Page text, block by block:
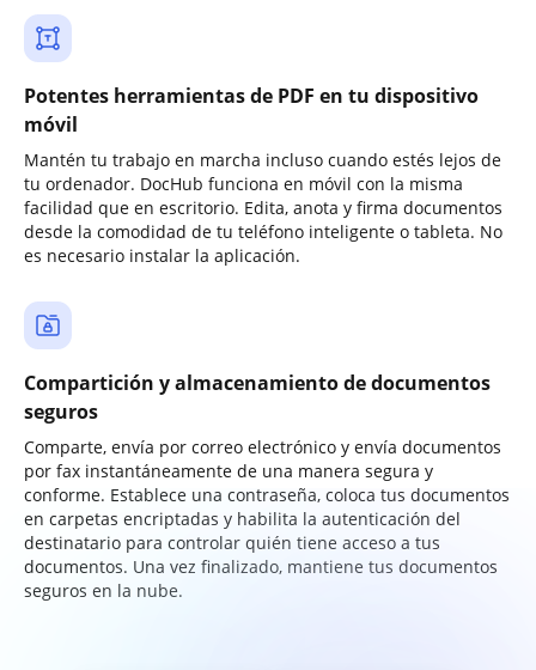
Potentes herramientas de PDF en tu dispositivo
móvil
Mantén tu trabajo en marcha incluso cuando estés lejos de
tu ordenador. DocHub funciona en móvil con la misma
facilidad que en escritorio. Edita, anota y firma documentos
desde la comodidad de tu teléfono inteligente o tableta. No
es necesario instalar la aplicación.
Compartición y almacenamiento de documentos
seguros
Comparte, envía por correo electrónico y envía documentos
por fax instantáneamente de una manera segura y
conforme. Establece una contraseña, coloca tus documentos
en carpetas encriptadas y habilita la autenticación del
destinatario para controlar quién tiene acceso a tus
documentos. Una vez finalizado, mantiene tus documentos
seguros en la nube.